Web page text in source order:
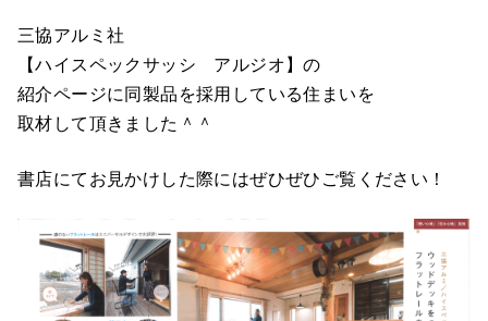
三協アルミ社
【ハイスペックサッシ アルジオ】の
紹介ページに同製品を採用している住まいを
取材して頂きました＾＾
書店にてお見かけした際にはぜひぜひご覧ください！